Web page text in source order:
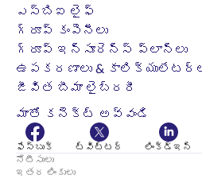
ఎస్‌బిఐ లైఫ్
గ్రూప్ కంపెనీలు
గ్రూప్ ఇన్సూరెన్స్ ప్లాన్లు
ఉపకరణాలు &
జీవిత బీమా లైబ్రరీ
మాతో కనెక్ట్ అవ్వండి
ఫేస్బుక్ ట్విట్టర్ లింక్డ్ఇన్
నోటీసులు
ఇతర లింకులు